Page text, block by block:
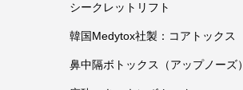
シークレットリフト
韓国Medytox社製：コアトックス
鼻中隔ボトックス（アップノーズ）